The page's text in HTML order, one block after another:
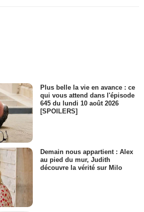
Plus belle la vie en avance : ce
qui vous attend dans l'épisode
645 du lundi 10 août 2026
[SPOILERS]
Demain nous appartient : Alex
au pied du mur, Judith
découvre la vérité sur Milo